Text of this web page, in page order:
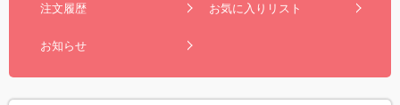
注文履歴 お気に入りリスト
お知らせ